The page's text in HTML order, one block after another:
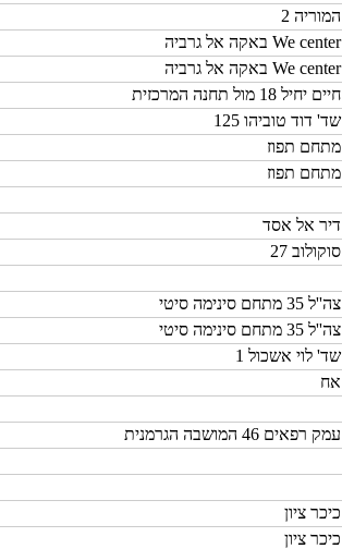
המוריה 2
We center באקה אל גרביה
We center באקה אל גרביה
חיים יחיל 18 מול תחנה המרכזית
שד' דוד טוביהו 125
מתחם תפוז
מתחם תפוז
דיר אל אסד
סוקולוב 27
צה''ל 35 מתחם סינימה סיטי
צה''ל 35 מתחם סינימה סיטי
שד' לוי אשכול 1
אח
עמק רפאים 46 המושבה הגרמנית
כיכר ציון
כיכר ציון